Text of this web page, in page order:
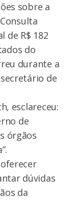
sobre a
de R$ 182
do
durante a
de
esclareceu:
de
órgãos
dúvidas
da